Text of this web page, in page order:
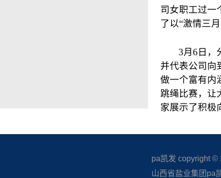
司女职工过一
了以“激情三
3月6 日 ，
并代表公司向
做一个富有内
跳绳比赛，让
家展示了积极
pa凯发 copyright ©
山西省盐业集团pa